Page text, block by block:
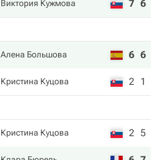
Виктория Кужмова 7 6
Алена Большова 6 6
Кристина Куцова 2 1
Кристина Куцова 2 5